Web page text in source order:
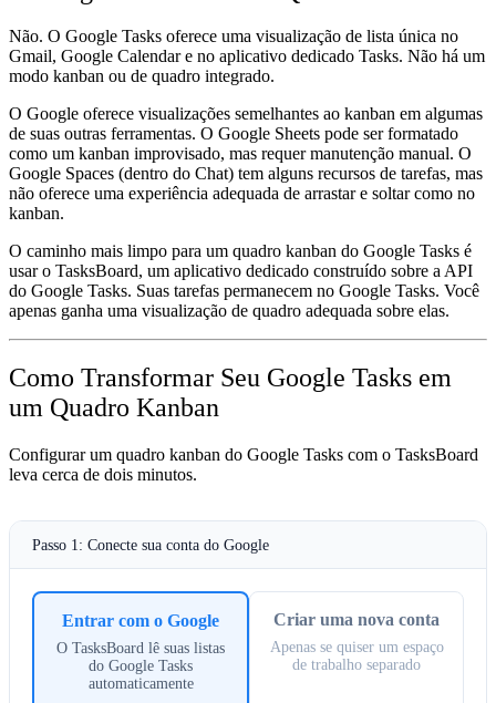
Não. O Google Tasks oferece uma visualização de lista única no
Gmail, Google Calendar e no aplicativo dedicado Tasks. Não há um
modo kanban ou de quadro integrado.
O Google oferece visualizações semelhantes ao kanban em algumas
de suas outras ferramentas. O Google Sheets pode ser formatado
como um kanban improvisado, mas requer manutenção manual. O
Google Spaces (dentro do Chat) tem alguns recursos de tarefas, mas
não oferece uma experiência adequada de arrastar e soltar como no
kanban.
O caminho mais limpo para um quadro kanban do Google Tasks é
usar o TasksBoard, um aplicativo dedicado construído sobre a API
do Google Tasks. Suas tarefas permanecem no Google Tasks. Você
apenas ganha uma visualização de quadro adequada sobre elas.
Como Transformar Seu Google Tasks em
um Quadro Kanban
Configurar um quadro kanban do Google Tasks com o TasksBoard
leva cerca de dois minutos.
Passo 1: Conecte sua conta do Google
Entrar com o Google
O TasksBoard lê suas listas
do Google Tasks
automaticamente
Criar uma nova conta
Apenas se quiser um espaço
de trabalho separado